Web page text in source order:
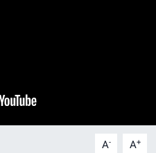
A- A+